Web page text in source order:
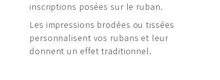
inscriptions posées sur le ruban.
Les impressions brodées ou tissées
personnalisent vos rubans et leur
donnent un effet traditionnel.